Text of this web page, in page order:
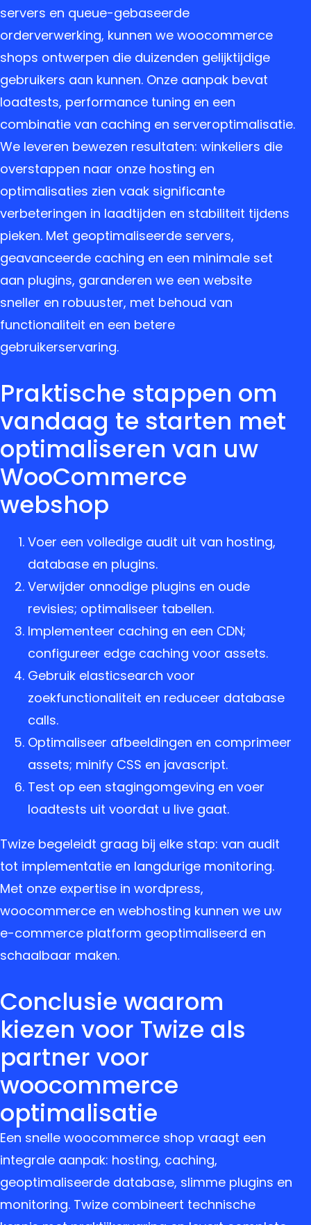
servers en queue-gebaseerde
orderverwerking, kunnen we woocommerce
shops ontwerpen die duizenden gelijktijdige
gebruikers aan kunnen. Onze aanpak bevat
loadtests, performance tuning en een
combinatie van caching en serveroptimalisatie.
We leveren bewezen resultaten: winkeliers die
overstappen naar onze hosting en
optimalisaties zien vaak significante
verbeteringen in laadtijden en stabiliteit tijdens
pieken. Met geoptimaliseerde servers,
geavanceerde caching en een minimale set
aan plugins, garanderen we een website
sneller en robuuster, met behoud van
functionaliteit en een betere
gebruikerservaring.
Praktische stappen om
vandaag te starten met
optimaliseren van uw
WooCommerce
webshop
Voer een volledige audit uit van hosting,
database en plugins.
Verwijder onnodige plugins en oude
revisies; optimaliseer tabellen.
Implementeer caching en een CDN;
configureer edge caching voor assets.
Gebruik elasticsearch voor
zoekfunctionaliteit en reduceer database
calls.
Optimaliseer afbeeldingen en comprimeer
assets; minify CSS en javascript.
Test op een stagingomgeving en voer
loadtests uit voordat u live gaat.
Twize begeleidt graag bij elke stap: van audit
tot implementatie en langdurige monitoring.
Met onze expertise in wordpress,
woocommerce en webhosting kunnen we uw
e-commerce platform geoptimaliseerd en
schaalbaar maken.
Conclusie waarom
kiezen voor Twize als
partner voor
woocommerce
optimalisatie
Een snelle woocommerce shop vraagt een
integrale aanpak: hosting, caching,
geoptimaliseerde database, slimme plugins en
monitoring. Twize combineert technische